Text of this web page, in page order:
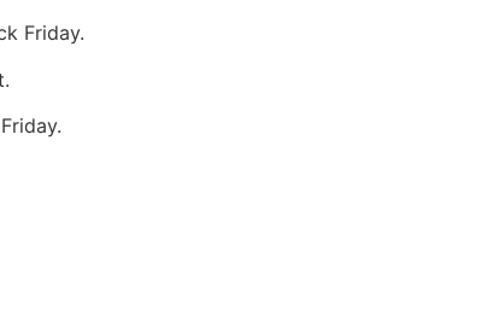
Friday.